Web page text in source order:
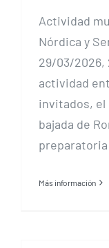
Actividad
Nórdica y
29/03/2026,
actividad
invitados, el
bajada de
Más información